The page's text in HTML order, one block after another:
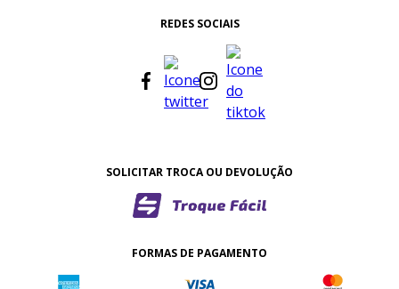
REDES SOCIAIS
SOLICITAR TROCA OU DEVOLUÇÃO
FORMAS DE PAGAMENTO